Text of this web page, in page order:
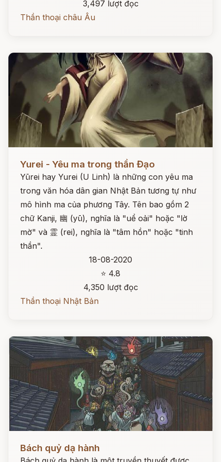
3,497 lượt đọc
Thần thoại châu Âu
Yurei - Yêu ma trong thần Đạo
Yūrei hay Yurei (U Linh) là những con yêu ma
trong văn hóa dân gian Nhật Bản tương tự như
mô hình ma của phương Tây. Tên bao gồm 2
chữ Kanji, 幽 (yū), nghĩa là "uể oải" hoặc "lờ
mờ" và 霊 (rei), nghĩa là "tâm hồn" hoặc "tinh
thần".
18-08-2020
⭐ 4.8
4,350 lượt đọc
Thần thoại Nhật Bản
Bách quỷ dạ hành